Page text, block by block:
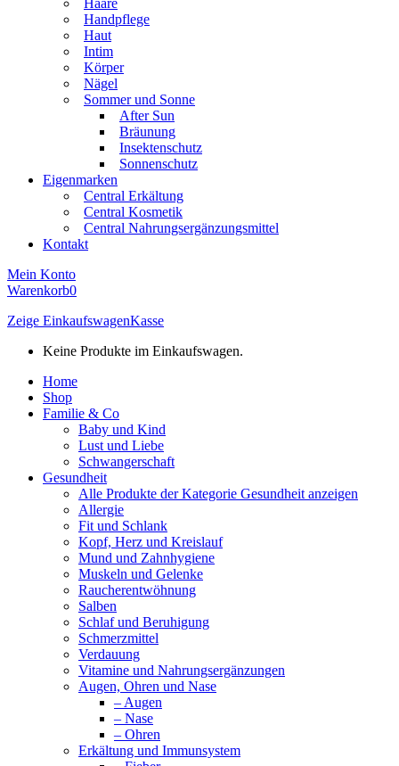
Handpflege
Haut
Intim
Körper
Nägel
Sommer und Sonne
After Sun
Bräunung
Insektenschutz
Sonnenschutz
Eigenmarken
Central Erkältung
Central Kosmetik
Central Nahrungsergänzungsmittel
Kontakt
Mein Konto
Warenkorb0
Zeige EinkaufswagenKasse
Keine Produkte im Einkaufswagen.
Home
Shop
Familie & Co
Baby und Kind
Lust und Liebe
Schwangerschaft
Gesundheit
Alle Produkte der Kategorie Gesundheit anzeigen
Allergie
Fit und Schlank
Kopf, Herz und Kreislauf
Mund und Zahnhygiene
Muskeln und Gelenke
Raucherentwöhnung
Salben
Schlaf und Beruhigung
Schmerzmittel
Verdauung
Vitamine und Nahrungsergänzungen
Augen, Ohren und Nase
– Augen
– Nase
– Ohren
Erkältung und Immunsystem